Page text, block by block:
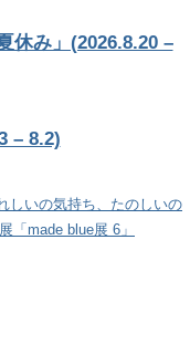
休み」(2026.8.20 –
– 8.2)
しいの気持ち、たのしいの
「made blue展 6」